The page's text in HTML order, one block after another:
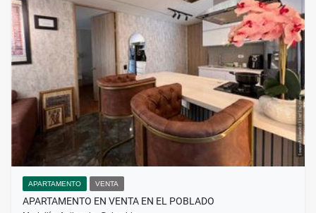
APARTAMENTO VENTA
APARTAMENTO EN VENTA EN EL POBLADO